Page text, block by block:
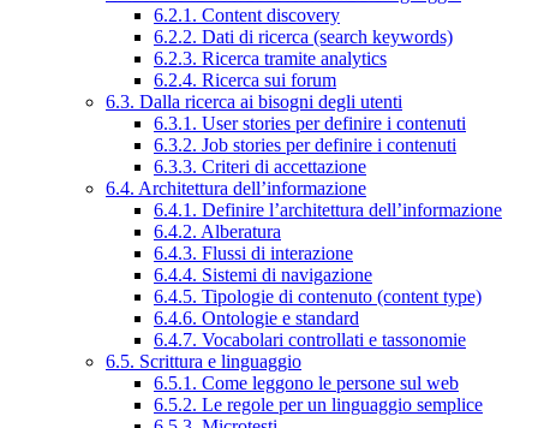
6.2.1. Content discovery
6.2.2. Dati di ricerca (search keywords)
6.2.3. Ricerca tramite analytics
6.2.4. Ricerca sui forum
6.3. Dalla ricerca ai bisogni degli utenti
6.3.1. User stories per definire i contenuti
6.3.2. Job stories per definire i contenuti
6.3.3. Criteri di accettazione
6.4. Architettura dell’informazione
6.4.1. Definire l’architettura dell’informazione
6.4.2. Alberatura
6.4.3. Flussi di interazione
6.4.4. Sistemi di navigazione
6.4.5. Tipologie di contenuto (content type)
6.4.6. Ontologie e standard
6.4.7. Vocabolari controllati e tassonomie
6.5. Scrittura e linguaggio
6.5.1. Come leggono le persone sul web
6.5.2. Le regole per un linguaggio semplice